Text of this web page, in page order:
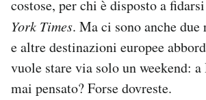
costose, per chi è disposto a fidarsi
York Times. Ma ci sono anche
e altre destinazioni europee
vuole stare via solo un weekend:
mai pensato? Forse dovreste.